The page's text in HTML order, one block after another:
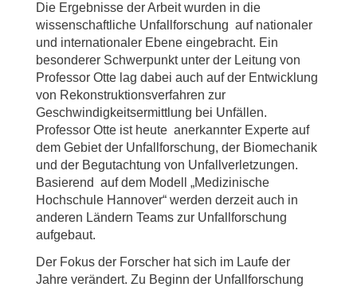
Die Ergebnisse der Arbeit wurden in die
wissenschaftliche Unfallforschung auf nationaler
und internationaler Ebene eingebracht. Ein
besonderer Schwerpunkt unter der Leitung von
Professor Otte lag dabei auch auf der Entwicklung
von Rekonstruktionsverfahren zur
Geschwindigkeitsermittlung bei Unfällen.
Professor Otte ist heute anerkannter Experte auf
dem Gebiet der Unfallforschung, der Biomechanik
und der Begutachtung von Unfallverletzungen.
Basierend auf dem Modell „Medizinische
Hochschule Hannover“ werden derzeit auch in
anderen Ländern Teams zur Unfallforschung
aufgebaut.
Der Fokus der Forscher hat sich im Laufe der
Jahre verändert. Zu Beginn der Unfallforschung